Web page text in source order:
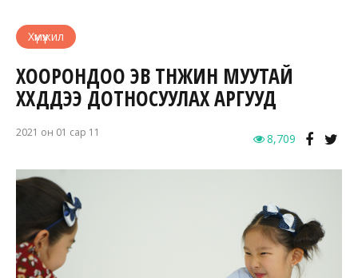
Хүмүүжил
ХООРОНДОО ЭВ ТҮНЖИН МУУТАЙ
ХҮҮХДҮҮДЭЭ ДОТНОСУУЛАХ АРГУУД
2021 он 01 сар 11 8,709